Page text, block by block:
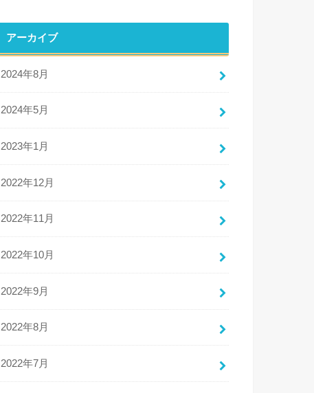
アーカイブ
2024年8月
2024年5月
2023年1月
2022年12月
2022年11月
2022年10月
2022年9月
2022年8月
2022年7月